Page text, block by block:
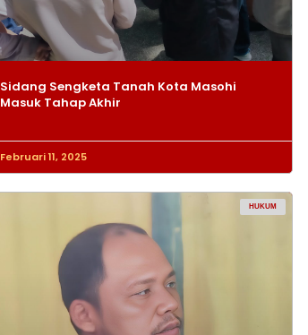
Sidang Sengketa Tanah Kota Masohi
Masuk Tahap Akhir
Februari 11, 2025
HUKUM